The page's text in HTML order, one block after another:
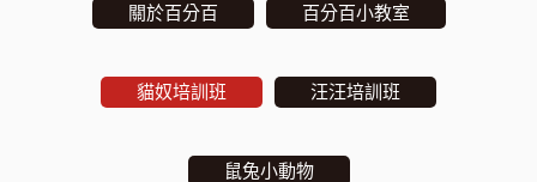
關於百分百 百分百小教室
貓奴培訓班 汪汪培訓班
鼠兔小動物